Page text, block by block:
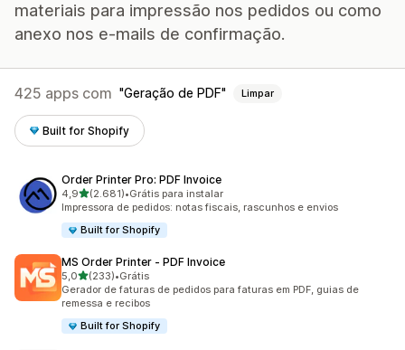
materiais para impressão nos pedidos ou como
anexo nos e-mails de confirmação.
425 apps com Geração de PDF Limpar
Built for Shopify
Order Printer Pro: PDF Invoice
4,9de 5 estrelas
(2.681)
2681 avaliações ao todo
•Grátis para instalar
Impressora de pedidos: notas fiscais, rascunhos e envios
Built for Shopify
MS Order Printer ‑ PDF Invoice
5,0de 5 estrelas
(233)
233 avaliações ao todo
•Grátis
Gerador de faturas de pedidos para faturas em PDF, guias de
remessa e recibos
Built for Shopify